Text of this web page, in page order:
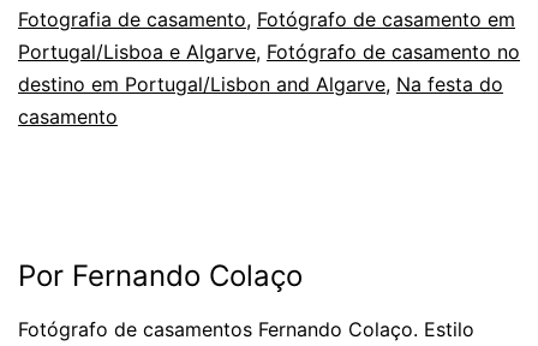
Fotografia de casamento, Fotógrafo de casamento em
Portugal/Lisboa e Algarve, Fotógrafo de casamento no
destino em Portugal/Lisbon and Algarve, Na festa do
casamento
Por Fernando Colaço
Fotógrafo de casamentos Fernando Colaço. Estilo